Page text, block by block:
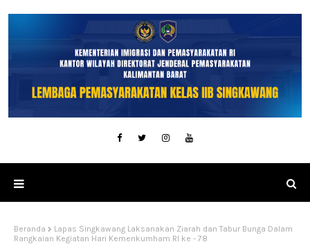
Beranda
Lapas Singkawang Laksanakan Ziarah dan Tabur Bunga Dalam
Rangkaian Kegiatan Hari Kemenkumham RI ke - 78